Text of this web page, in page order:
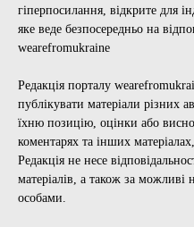
гіперпосилання, відкрите для
яке веде безпосередньо на
wearefromukraine
Редакція порталу
публікувати матеріали різних
їхню позицію, оцінки або
коментарях та інших
Редакція не несе
матеріалів, а також за можливі
особами.